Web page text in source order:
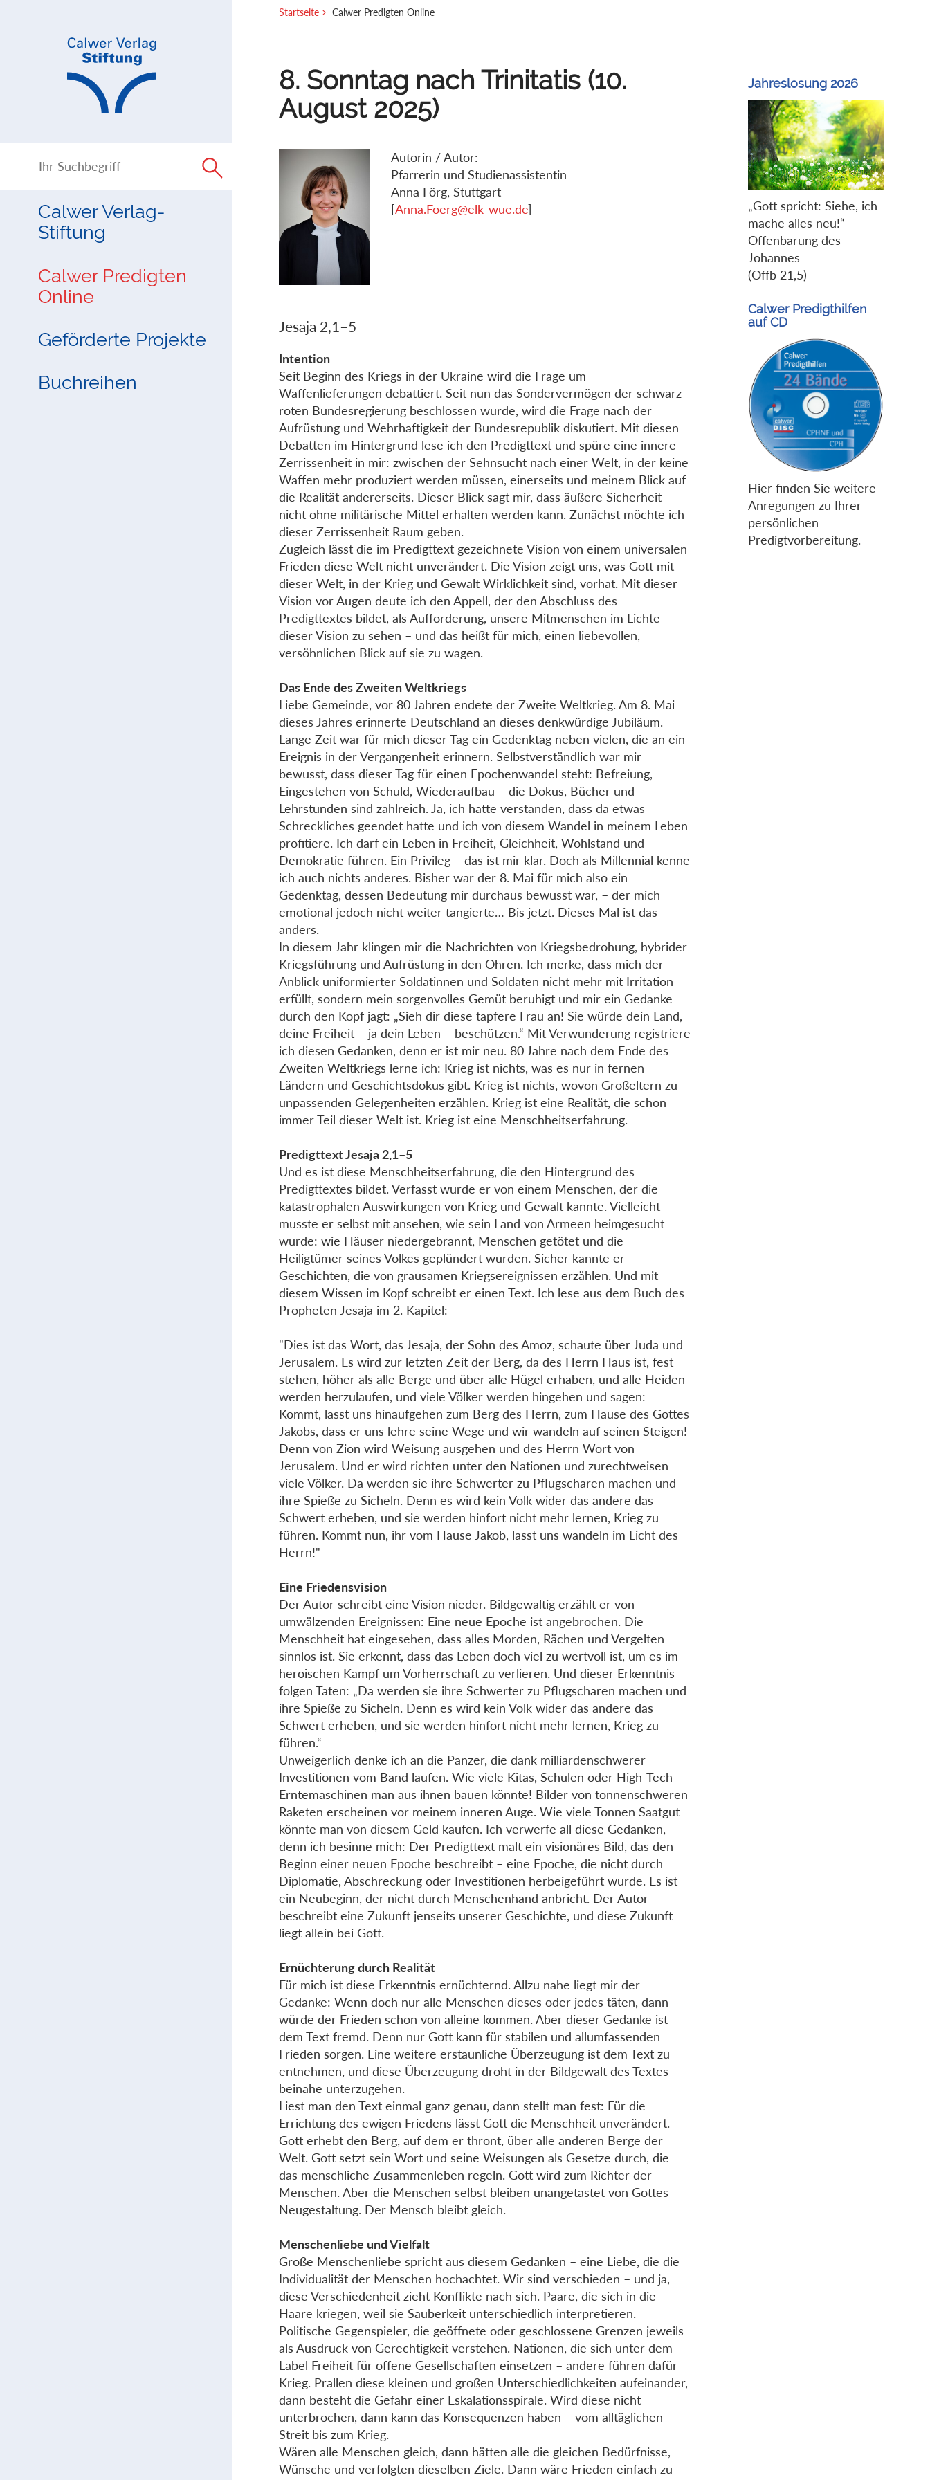
Calwer Verlag-
Stiftung
Calwer Predigten
Online
Geförderte Projekte
Buchreihen
Startseite Calwer Predigten Online
8. Sonntag nach Trinitatis (10.
August 2025)
Autorin / Autor:
Pfarrerin und Studienassistentin
Anna Förg, Stuttgart
[Anna.Foerg@elk-wue.de]
Jesaja 2,1–5
Intention
Seit Beginn des Kriegs in der Ukraine wird die Frage um
Waffenlieferungen debattiert. Seit nun das Sondervermögen der schwarz-
roten Bundesregierung beschlossen wurde, wird die Frage nach der
Aufrüstung und Wehrhaftigkeit der Bundesrepublik diskutiert. Mit diesen
Debatten im Hintergrund lese ich den Predigttext und spüre eine innere
Zerrissenheit in mir: zwischen der Sehnsucht nach einer Welt, in der keine
Waffen mehr produziert werden müssen, einerseits und meinem Blick auf
die Realität andererseits. Dieser Blick sagt mir, dass äußere Sicherheit
nicht ohne militärische Mittel erhalten werden kann. Zunächst möchte ich
dieser Zerrissenheit Raum geben.
Zugleich lässt die im Predigttext gezeichnete Vision von einem universalen
Frieden diese Welt nicht unverändert. Die Vision zeigt uns, was Gott mit
dieser Welt, in der Krieg und Gewalt Wirklichkeit sind, vorhat. Mit dieser
Vision vor Augen deute ich den Appell, der den Abschluss des
Predigttextes bildet, als Aufforderung, unsere Mitmenschen im Lichte
dieser Vision zu sehen – und das heißt für mich, einen liebevollen,
versöhnlichen Blick auf sie zu wagen.
Das Ende des Zweiten Weltkriegs
Liebe Gemeinde, vor 80 Jahren endete der Zweite Weltkrieg. Am 8. Mai
dieses Jahres erinnerte Deutschland an dieses denkwürdige Jubiläum.
Lange Zeit war für mich dieser Tag ein Gedenktag neben vielen, die an ein
Ereignis in der Vergangenheit erinnern. Selbstverständlich war mir
bewusst, dass dieser Tag für einen Epochenwandel steht: Befreiung,
Eingestehen von Schuld, Wiederaufbau – die Dokus, Bücher und
Lehrstunden sind zahlreich. Ja, ich hatte verstanden, dass da etwas
Schreckliches geendet hatte und ich von diesem Wandel in meinem Leben
profitiere. Ich darf ein Leben in Freiheit, Gleichheit, Wohlstand und
Demokratie führen. Ein Privileg – das ist mir klar. Doch als Millennial kenne
ich auch nichts anderes. Bisher war der 8. Mai für mich also ein
Gedenktag, dessen Bedeutung mir durchaus bewusst war, – der mich
emotional jedoch nicht weiter tangierte… Bis jetzt. Dieses Mal ist das
anders.
In diesem Jahr klingen mir die Nachrichten von Kriegsbedrohung, hybrider
Kriegsführung und Aufrüstung in den Ohren. Ich merke, dass mich der
Anblick uniformierter Soldatinnen und Soldaten nicht mehr mit Irritation
erfüllt, sondern mein sorgenvolles Gemüt beruhigt und mir ein Gedanke
durch den Kopf jagt: „Sieh dir diese tapfere Frau an! Sie würde dein Land,
deine Freiheit – ja dein Leben – beschützen.“ Mit Verwunderung registriere
ich diesen Gedanken, denn er ist mir neu. 80 Jahre nach dem Ende des
Zweiten Weltkriegs lerne ich: Krieg ist nichts, was es nur in fernen
Ländern und Geschichtsdokus gibt. Krieg ist nichts, wovon Großeltern zu
unpassenden Gelegenheiten erzählen. Krieg ist eine Realität, die schon
immer Teil dieser Welt ist. Krieg ist eine Menschheitserfahrung.
Predigttext Jesaja 2,1–5
Und es ist diese Menschheitserfahrung, die den Hintergrund des
Predigttextes bildet. Verfasst wurde er von einem Menschen, der die
katastrophalen Auswirkungen von Krieg und Gewalt kannte. Vielleicht
musste er selbst mit ansehen, wie sein Land von Armeen heimgesucht
wurde: wie Häuser niedergebrannt, Menschen getötet und die
Heiligtümer seines Volkes geplündert wurden. Sicher kannte er
Geschichten, die von grausamen Kriegsereignissen erzählen. Und mit
diesem Wissen im Kopf schreibt er einen Text. Ich lese aus dem Buch des
Propheten Jesaja im 2. Kapitel:
"Dies ist das Wort, das Jesaja, der Sohn des Amoz, schaute über Juda und
Jerusalem. Es wird zur letzten Zeit der Berg, da des Herrn Haus ist, fest
stehen, höher als alle Berge und über alle Hügel erhaben, und alle Heiden
werden herzulaufen, und viele Völker werden hingehen und sagen:
Kommt, lasst uns hinaufgehen zum Berg des Herrn, zum Hause des Gottes
Jakobs, dass er uns lehre seine Wege und wir wandeln auf seinen Steigen!
Denn von Zion wird Weisung ausgehen und des Herrn Wort von
Jerusalem. Und er wird richten unter den Nationen und zurechtweisen
viele Völker. Da werden sie ihre Schwerter zu Pflugscharen machen und
ihre Spieße zu Sicheln. Denn es wird kein Volk wider das andere das
Schwert erheben, und sie werden hinfort nicht mehr lernen, Krieg zu
führen. Kommt nun, ihr vom Hause Jakob, lasst uns wandeln im Licht des
Herrn!"
Eine Friedensvision
Der Autor schreibt eine Vision nieder. Bildgewaltig erzählt er von
umwälzenden Ereignissen: Eine neue Epoche ist angebrochen. Die
Menschheit hat eingesehen, dass alles Morden, Rächen und Vergelten
sinnlos ist. Sie erkennt, dass das Leben doch viel zu wertvoll ist, um es im
heroischen Kampf um Vorherrschaft zu verlieren. Und dieser Erkenntnis
folgen Taten: „Da werden sie ihre Schwerter zu Pflugscharen machen und
ihre Spieße zu Sicheln. Denn es wird kein Volk wider das andere das
Schwert erheben, und sie werden hinfort nicht mehr lernen, Krieg zu
führen.“
Unweigerlich denke ich an die Panzer, die dank milliardenschwerer
Investitionen vom Band laufen. Wie viele Kitas, Schulen oder High-Tech-
Erntemaschinen man aus ihnen bauen könnte! Bilder von tonnenschweren
Raketen erscheinen vor meinem inneren Auge. Wie viele Tonnen Saatgut
könnte man von diesem Geld kaufen. Ich verwerfe all diese Gedanken,
denn ich besinne mich: Der Predigttext malt ein visionäres Bild, das den
Beginn einer neuen Epoche beschreibt – eine Epoche, die nicht durch
Diplomatie, Abschreckung oder Investitionen herbeigeführt wurde. Es ist
ein Neubeginn, der nicht durch Menschenhand anbricht. Der Autor
beschreibt eine Zukunft jenseits unserer Geschichte, und diese Zukunft
liegt allein bei Gott.
Ernüchterung durch Realität
Für mich ist diese Erkenntnis ernüchternd. Allzu nahe liegt mir der
Gedanke: Wenn doch nur alle Menschen dieses oder jedes täten, dann
würde der Frieden schon von alleine kommen. Aber dieser Gedanke ist
dem Text fremd. Denn nur Gott kann für stabilen und allumfassenden
Frieden sorgen. Eine weitere erstaunliche Überzeugung ist dem Text zu
entnehmen, und diese Überzeugung droht in der Bildgewalt des Textes
beinahe unterzugehen.
Liest man den Text einmal ganz genau, dann stellt man fest: Für die
Errichtung des ewigen Friedens lässt Gott die Menschheit unverändert.
Gott erhebt den Berg, auf dem er thront, über alle anderen Berge der
Welt. Gott setzt sein Wort und seine Weisungen als Gesetze durch, die
das menschliche Zusammenleben regeln. Gott wird zum Richter der
Menschen. Aber die Menschen selbst bleiben unangetastet von Gottes
Neugestaltung. Der Mensch bleibt gleich.
Menschenliebe und Vielfalt
Große Menschenliebe spricht aus diesem Gedanken – eine Liebe, die die
Individualität der Menschen hochachtet. Wir sind verschieden – und ja,
diese Verschiedenheit zieht Konflikte nach sich. Paare, die sich in die
Haare kriegen, weil sie Sauberkeit unterschiedlich interpretieren.
Politische Gegenspieler, die geöffnete oder geschlossene Grenzen jeweils
als Ausdruck von Gerechtigkeit verstehen. Nationen, die sich unter dem
Label Freiheit für offene Gesellschaften einsetzen – andere führen dafür
Krieg. Prallen diese kleinen und großen Unterschiedlichkeiten aufeinander,
dann besteht die Gefahr einer Eskalationsspirale. Wird diese nicht
unterbrochen, dann kann das Konsequenzen haben – vom alltäglichen
Streit bis zum Krieg.
Wären alle Menschen gleich, dann hätten alle die gleichen Bedürfnisse,
Wünsche und verfolgten dieselben Ziele. Dann wäre Frieden einfach zu
Jahreslosung 2026
„Gott spricht: Siehe, ich
mache alles neu!“
Offenbarung des
Johannes
(Offb 21,5)
Calwer Predigthilfen
auf CD
Hier finden Sie weitere
Anregungen zu Ihrer
persönlichen
Predigtvorbereitung.